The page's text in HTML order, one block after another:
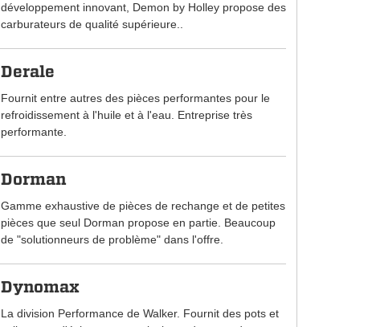
développement innovant, Demon by Holley propose des
carburateurs de qualité supérieure..
Derale
Fournit entre autres des pièces performantes pour le
refroidissement à l'huile et à l'eau. Entreprise très
performante.
Dorman
Gamme exhaustive de pièces de rechange et de petites
pièces que seul Dorman propose en partie. Beaucoup
de "solutionneurs de problème" dans l'offre.
Dynomax
La division Performance de Walker. Fournit des pots et